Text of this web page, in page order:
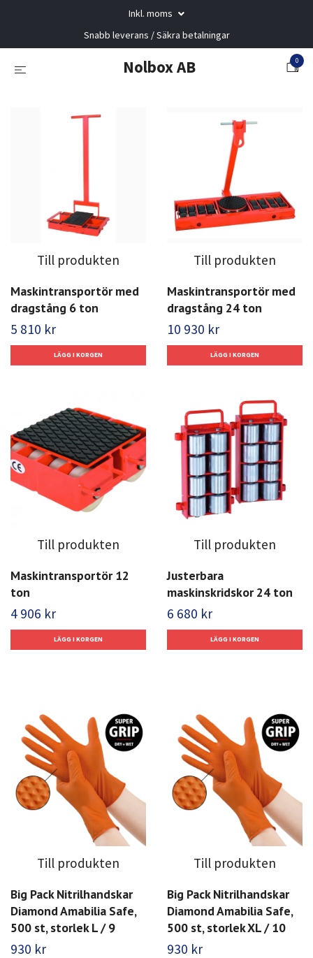
Inkl. moms
Snabb leverans / Säkra betalningar
Nolbox AB 0
Till produkten
Maskintransportör med
dragstång 6 ton
5 810 kr
Till produkten
Maskintransportör med
dragstång 24 ton
10 930 kr
Till produkten
Maskintransportör 12
ton
4 906 kr
Till produkten
Justerbara
maskinskridskor 24 ton
6 680 kr
Till produkten
Big Pack Nitrilhandskar
Diamond Amabilia Safe,
500 st, storlek L / 9
930 kr
Till produkten
Big Pack Nitrilhandskar
Diamond Amabilia Safe,
500 st, storlek XL / 10
930 kr